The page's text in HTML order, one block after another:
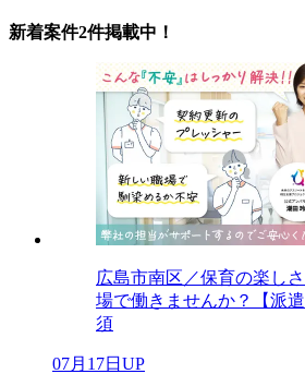
新着案件2件掲載中！
広島市南区／保育の楽し
場で働きませんか？【派
須
07月17日UP